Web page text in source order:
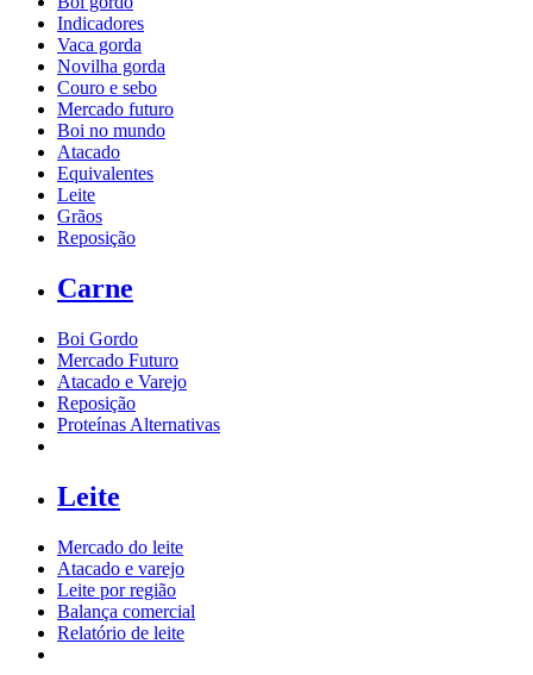
Indicadores
Vaca gorda
Novilha gorda
Couro e sebo
Mercado futuro
Boi no mundo
Atacado
Equivalentes
Leite
Grãos
Reposição
Carne
Boi Gordo
Mercado Futuro
Atacado e Varejo
Reposição
Proteínas Alternativas
Leite
Mercado do leite
Atacado e varejo
Leite por região
Balança comercial
Relatório de leite